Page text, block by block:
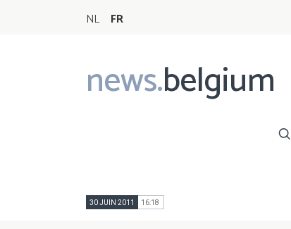
NL FR
news.belgium
Main
navigation
30 JUIN 2011 16:18